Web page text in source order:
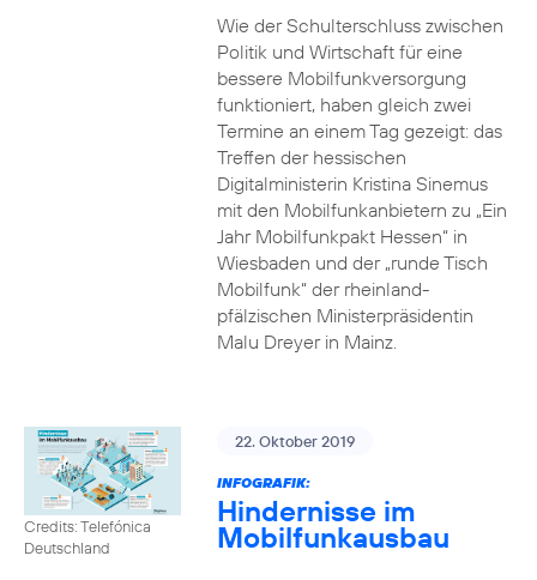
Wie der Schulterschluss zwischen
Politik und Wirtschaft für eine
bessere Mobilfunkversorgung
funktioniert, haben gleich zwei
Termine an einem Tag gezeigt: das
Treffen der hessischen
Digitalministerin Kristina Sinemus
mit den Mobilfunkanbietern zu „Ein
Jahr Mobilfunkpakt Hessen“ in
Wiesbaden und der „runde Tisch
Mobilfunk“ der rheinland-
pfälzischen Ministerpräsidentin
Malu Dreyer in Mainz.
Credits: Telefónica
Deutschland
22. Oktober 2019
INFOGRAFIK:
Hindernisse im
Mobilfunkausbau